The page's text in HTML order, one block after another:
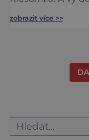
jako nazdobený
zobrazit více >>